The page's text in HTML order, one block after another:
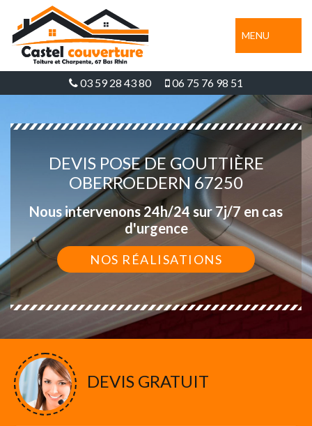
MENU
03 59 28 43 80 06 75 76 98 51
DEVIS POSE DE GOUTTIÈRE
OBERROEDERN 67250
Nous intervenons 24h/24 sur 7j/7 en cas
d'urgence
NOS RÉALISATIONS
DEVIS GRATUIT